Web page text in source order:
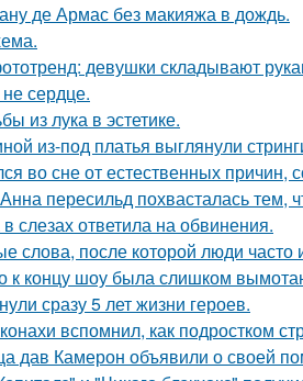
де Армас без макияжа в дождь.
девушки складывают
сердце.
из лука в эстетике.
из-под платья выглянули
во сне от естественных причин,
пересильд похвасталась тем,
слезах ответила на обвинения.
слова, после которой люди часто
к концу шоу была слишком
сразу 5 лет жизни героев.
вспомнил, как подростком
дав Камерон объявили о своей